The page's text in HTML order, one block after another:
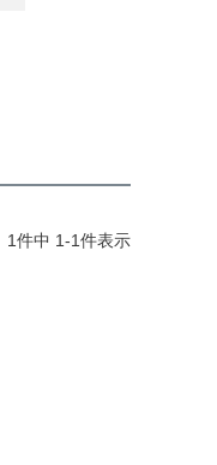
1件中 1-1件表示